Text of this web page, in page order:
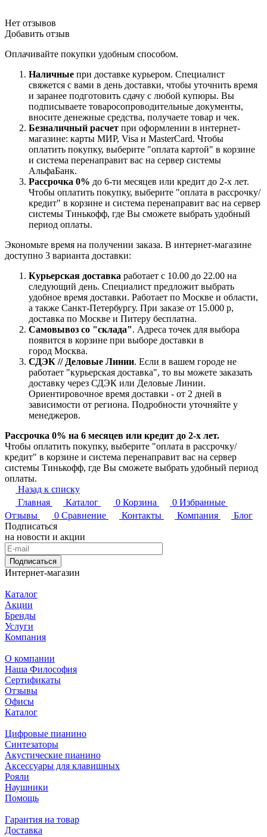
Нет отзывов
Добавить отзыв
Оплачивайте покупки удобным способом.
Наличные при доставке курьером. Специалист
свяжется с вами в день доставки, чтобы уточнить время
и заранее подготовить сдачу с любой купюры. Вы
подписываете товаросопроводительные документы,
вносите денежные средства, получаете товар и чек.
Безналичный расчет при оформлении в интернет-
магазине: карты МИР, Visa и MasterCard. Чтобы
оплатить покупку, выберите "оплата картой" в корзине
и система перенаправит вас на сервер системы
АльфаБанк.
Рассрочка 0% до 6-ти месяцев или кредит до 2-х лет.
Чтобы оплатить покупку, выберите "оплата в рассрочку/
кредит" в корзине и система перенаправит вас на сервер
системы Тинькофф, где Вы сможете выбрать удобный
период оплаты.
Экономьте время на получении заказа. В интернет-магазине
доступно 3 варианта доставки:
Курьерская доставка работает с 10.00 до 22.00 на
следующий день. Специалист предложит выбрать
удобное время доставки. Работает по Москве и области,
а также Санкт-Петербургу. При заказе от 15.000 р,
доставка по Москве и Питеру бесплатна.
Самовывоз со "склада". Адреса точек для выбора
появится в корзине при выборе доставки в
город Москва.
СДЭК // Деловые Линии. Если в вашем городе не
работает "курьерская доставка", то вы можете заказать
доставку через СДЭК или Деловые Линии.
Ориентировочное время доставки - от 2 дней в
зависимости от региона. Подробности уточняйте у
менеджеров.
Рассрочка 0% на 6 месяцев или кредит до 2-х лет.
Чтобы оплатить покупку, выберите "оплата в рассрочку/
кредит" в корзине и система перенаправит вас на сервер
системы Тинькофф, где Вы сможете выбрать удобный период
оплаты.
Назад к списку
Главная
Каталог 0 Корзина 0 Избранные
Отзывы
0 Сравнение Контакты Компания
Блог
Подписаться
на новости и акции
Подписаться
Интернет-магазин
Каталог
Акции
Бренды
Услуги
Компания
О компании
Наша Философия
Сертификаты
Отзывы
Офисы
Каталог
Цифровые пианино
Синтезаторы
Акустические пианино
Аксессуары для клавишных
Рояли
Наушники
Помощь
Гарантия на товар
Доставка